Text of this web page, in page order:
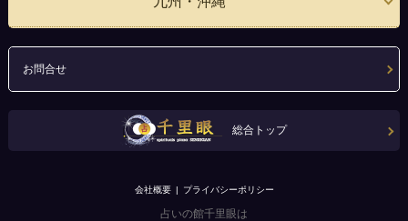
お問合せ
総合トップ
会社概要 プライバシーポリシー
占いの館千里眼は